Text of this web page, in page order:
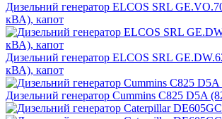
Дизельний генератор ELCOS SRL
кВА), капот
Дизельний генератор ELCOS SRL
кВА), капот
Дизельний генератор Cummins C825 D5A